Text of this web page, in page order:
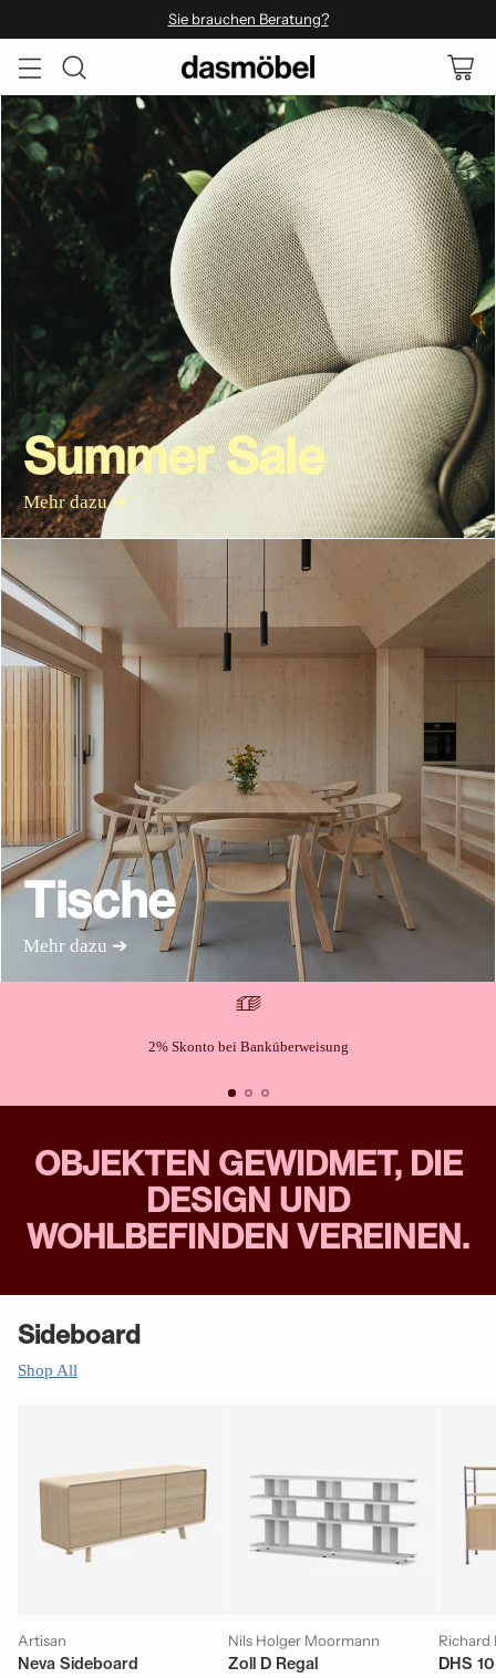
Sie brauchen Beratung?
Summer Sale
Mehr dazu ➔
Tische
Mehr dazu ➔
2% Skonto bei Banküberweisung
OBJEKTEN GEWIDMET, DIE
DESIGN UND
WOHLBEFINDEN VEREINEN.
Sideboard
Shop All
Artisan
Neva Sideboard
Nils Holger Moormann
Zoll D Regal
Richard
DHS